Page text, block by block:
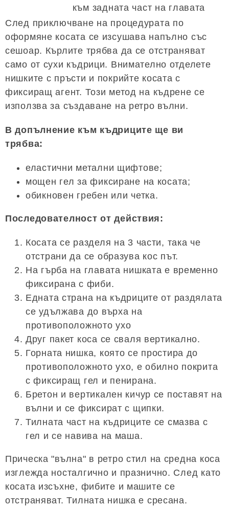
към задната част на главата
След приключване на процедурата по
оформяне косата се изсушава напълно със
сешоар. Кърлите трябва да се отстраняват
само от сухи къдрици. Внимателно отделете
нишките с пръсти и покрийте косата с
фиксиращ агент. Този метод на къдрене се
използва за създаване на ретро вълни.
В допълнение към къдриците ще ви
трябва:
еластични метални щифтове;
мощен гел за фиксиране на косата;
обикновен гребен или четка.
Последователност от действия:
Косата се разделя на 3 части, така че
отстрани да се образува кос път.
На гърба на главата нишката е временно
фиксирана с фиби.
Едната страна на къдриците от раздялата
се удължава до върха на
противоположното ухо
Друг пакет коса се сваля вертикално.
Горната нишка, която се простира до
противоположното ухо, е обилно покрита
с фиксиращ гел и пенирана.
Бретон и вертикален кичур се поставят на
вълни и се фиксират с щипки.
Тилната част на къдриците се смазва с
гел и се навива на маша.
Прическа "вълна" в ретро стил на средна коса
изглежда носталгично и празнично. След като
косата изсъхне, фибите и машите се
отстраняват. Тилната нишка е сресана.